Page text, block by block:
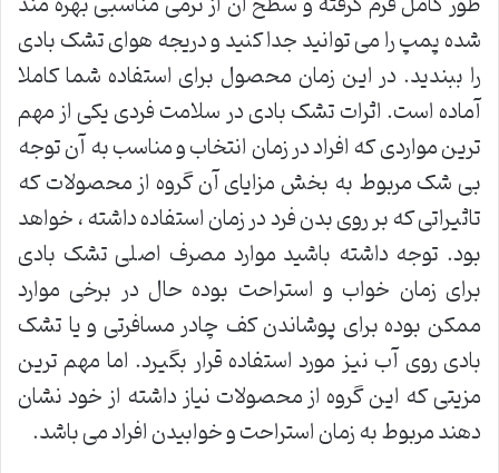
شده پمپ را می توانید جدا کنید و دریجه هوای تشک بادی
را ببندید. در این زمان محصول برای استفاده شما کاملا
آماده است. اثرات تشک بادی در سلامت فردی یکی از مهم
ترین مواردی که افراد در زمان انتخاب و مناسب به آن توجه
بی شک مربوط به بخش مزایای آن گروه از محصولات که
تاثیراتی که بر روی بدن فرد در زمان استفاده داشته ، خواهد
بود. توجه داشته باشید موارد مصرف اصلی تشک بادی
برای زمان خواب و استراحت بوده حال در برخی موارد
ممکن بوده برای پوشاندن کف چادر مسافرتی و یا تشک
بادی روی آب نیز مورد استفاده قرار بگیرد. اما مهم ترین
مزیتی که این گروه از محصولات نیاز داشته از خود نشان
دهند مربوط به زمان استراحت و خوابیدن افراد می باشد.